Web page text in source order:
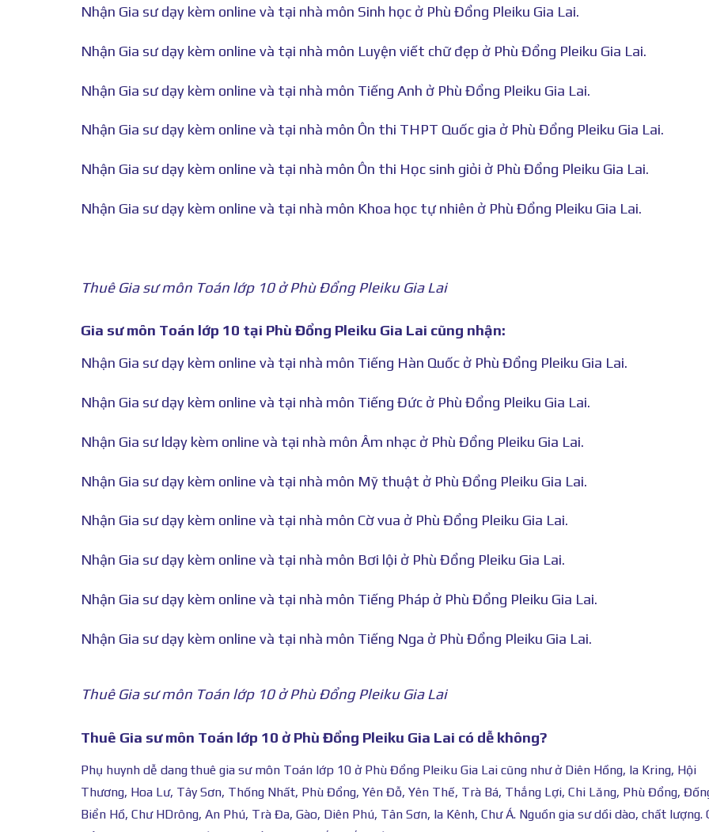
Nhận Gia sư dạy kèm online và tại nhà môn Sinh học ở Phù Đổng Pleiku Gia Lai.
Nhận Gia sư dạy kèm online và tại nhà môn Luyện viết chữ đẹp ở Phù Đổng Pleiku Gia Lai.
Nhận Gia sư dạy kèm online và tại nhà môn Tiếng Anh ở Phù Đổng Pleiku Gia Lai.
Nhận Gia sư dạy kèm online và tại nhà môn Ôn thi THPT Quốc gia ở Phù Đổng Pleiku Gia Lai.
Nhận Gia sư dạy kèm online và tại nhà môn Ôn thi Học sinh giỏi ở Phù Đổng Pleiku Gia Lai.
Nhận Gia sư dạy kèm online và tại nhà môn Khoa học tự nhiên ở Phù Đổng Pleiku Gia Lai.
Thuê Gia sư môn Toán lớp 10 ở Phù Đổng Pleiku Gia Lai
Gia sư môn Toán lớp 10 tại Phù Đổng Pleiku Gia Lai cũng nhận:
Nhận Gia sư dạy kèm online và tại nhà môn Tiếng Hàn Quốc ở Phù Đổng Pleiku Gia Lai.
Nhận Gia sư dạy kèm online và tại nhà môn Tiếng Đức ở Phù Đổng Pleiku Gia Lai.
Nhận Gia sư ldạy kèm online và tại nhà môn Âm nhạc ở Phù Đổng Pleiku Gia Lai.
Nhận Gia sư dạy kèm online và tại nhà môn Mỹ thuật ở Phù Đổng Pleiku Gia Lai.
Nhận Gia sư dạy kèm online và tại nhà môn Cờ vua ở Phù Đổng Pleiku Gia Lai.
Nhận Gia sư dạy kèm online và tại nhà môn Bơi lội ở Phù Đổng Pleiku Gia Lai.
Nhận Gia sư dạy kèm online và tại nhà môn Tiếng Pháp ở Phù Đổng Pleiku Gia Lai.
Nhận Gia sư dạy kèm online và tại nhà môn Tiếng Nga ở Phù Đổng Pleiku Gia Lai.
Thuê Gia sư môn Toán lớp 10 ở Phù Đổng Pleiku Gia Lai
Thuê Gia sư môn Toán lớp 10 ở Phù Đổng Pleiku Gia Lai có dễ không?
Phụ huynh dễ dang thuê gia sư môn Toán lớp 10 ở Phù Đổng Pleiku Gia Lai cũng như ở Diên Hồng, Ia Kring, Hội
Thương, Hoa Lư, Tây Sơn, Thống Nhất, Phù Đổng, Yên Đỗ, Yên Thế, Trà Bá, Thắng Lợi, Chi Lăng, Phù Đổng,
Biển Hồ, Chư HDrông, An Phú, Trà Đa, Gào, Diên Phú, Tân Sơn, Ia Kênh, Chư Á. Nguồn gia sư dồi dào, chất lượng.